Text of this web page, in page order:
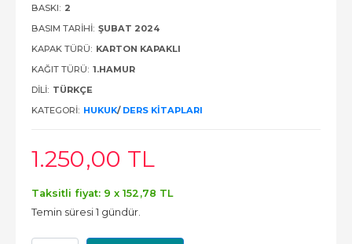
BASKI: 2
BASIM TARIHI: ŞUBAT 2024
KAPAK TÜRÜ: KARTON KAPAKLI
KAĞIT TÜRÜ: 1.HAMUR
DILI: TÜRKÇE
KATEGORI: HUKUK/ DERS KITAPLARI
1.250,00 TL
Taksitli fiyat: 9 x 152 ,78 TL
Temin süresi 1 gündür.